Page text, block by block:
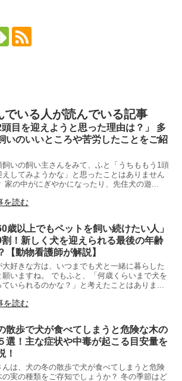
でいる人が読んでいる記事
頭目を迎えようと思った理由は？」 多
いのいいところや苦労したことをご紹
飼いの飼い主さんをみて、ふと「うちももう1頭
えしてみようかな」と思ったことはありません
家の中がにぎやかになったり、先住犬の遊...
を読む
歳以上でもペットを飼い続けたい人」
！新しく犬を迎えられる最後の年齢
【動物看護師が解説】
大好きな方は、いつまでも犬と一緒に暮らした
願いますね。 でもふと、「何歳くらいまで犬を
ていられるのかな？」と考えたことはありま...
を読む
散歩で犬が食べてしまうと危険な木の
選！主な症状や中毒が起こる目安量を
！
んは、犬の冬の散歩で犬が食べてしまうと危険
の実の種類をご存知でしょうか？ 冬の季節はど